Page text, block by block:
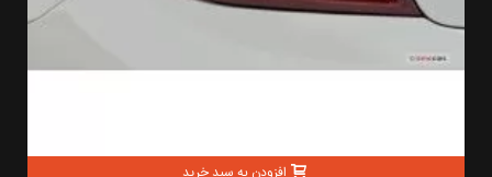
افزودن به سبد خرید